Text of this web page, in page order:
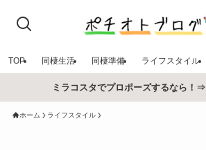
TOP 同棲生活 同棲準備 ライフスタイル
ミラコスタでプロポーズするなら！⇒
ホーム ライフスタイル